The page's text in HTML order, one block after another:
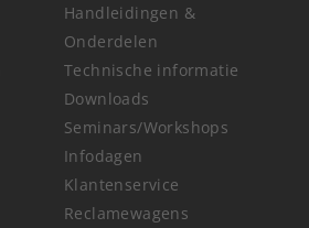
Handleidingen &
Onderdelen
Technische informatie
Downloads
Seminars/Workshops
Infodagen
Klantenservice
Reclamewagens